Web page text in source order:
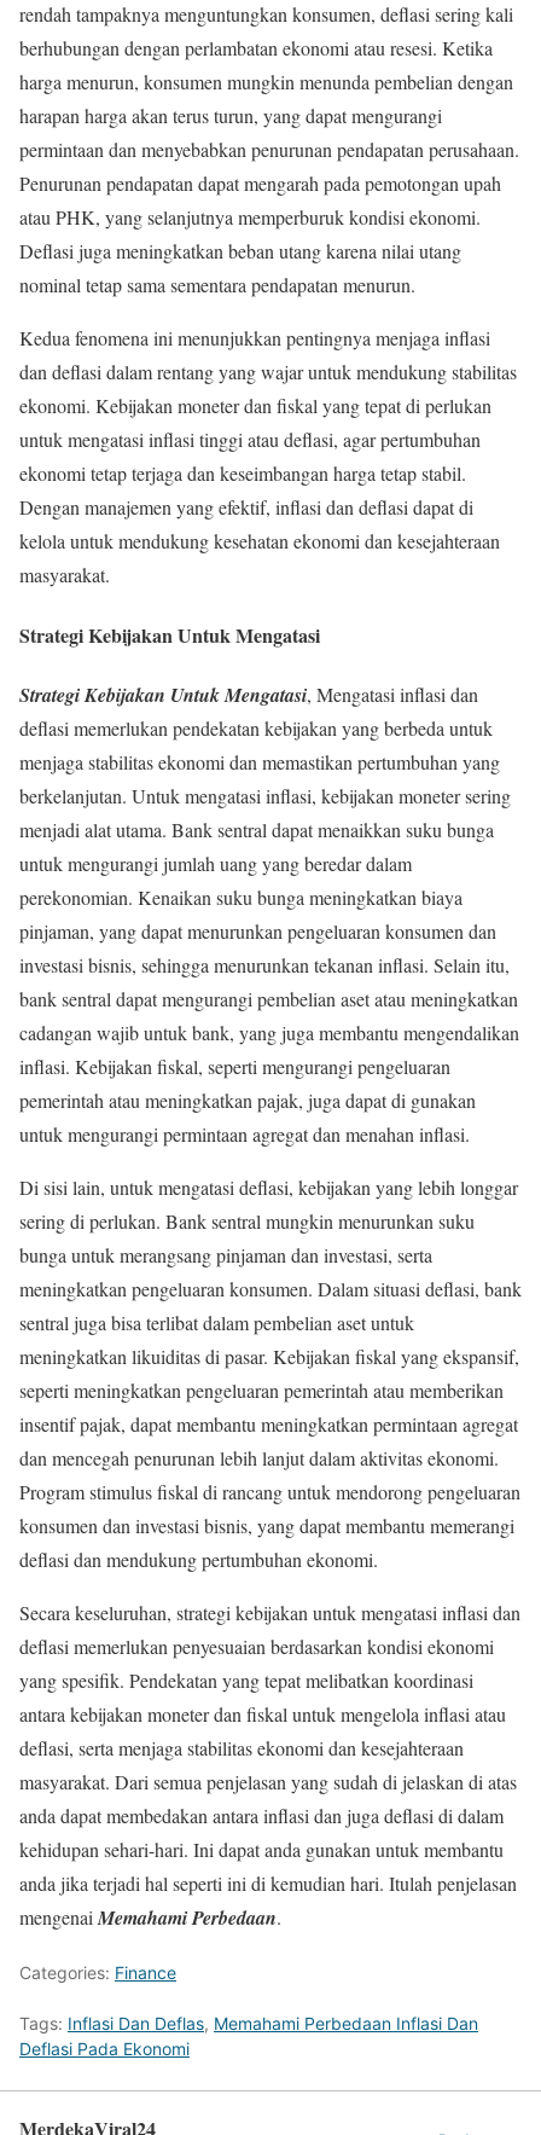
rendah tampaknya menguntungkan konsumen, deflasi sering kali
berhubungan dengan perlambatan ekonomi atau resesi. Ketika
harga menurun, konsumen mungkin menunda pembelian dengan
harapan harga akan terus turun, yang dapat mengurangi
permintaan dan menyebabkan penurunan pendapatan perusahaan.
Penurunan pendapatan dapat mengarah pada pemotongan upah
atau PHK, yang selanjutnya memperburuk kondisi ekonomi.
Deflasi juga meningkatkan beban utang karena nilai utang
nominal tetap sama sementara pendapatan menurun.
Kedua fenomena ini menunjukkan pentingnya menjaga inflasi
dan deflasi dalam rentang yang wajar untuk mendukung stabilitas
ekonomi. Kebijakan moneter dan fiskal yang tepat di perlukan
untuk mengatasi inflasi tinggi atau deflasi, agar pertumbuhan
ekonomi tetap terjaga dan keseimbangan harga tetap stabil.
Dengan manajemen yang efektif, inflasi dan deflasi dapat di
kelola untuk mendukung kesehatan ekonomi dan kesejahteraan
masyarakat.
Strategi Kebijakan Untuk Mengatasi
Strategi Kebijakan Untuk Mengatasi, Mengatasi inflasi dan
deflasi memerlukan pendekatan kebijakan yang berbeda untuk
menjaga stabilitas ekonomi dan memastikan pertumbuhan yang
berkelanjutan. Untuk mengatasi inflasi, kebijakan moneter sering
menjadi alat utama. Bank sentral dapat menaikkan suku bunga
untuk mengurangi jumlah uang yang beredar dalam
perekonomian. Kenaikan suku bunga meningkatkan biaya
pinjaman, yang dapat menurunkan pengeluaran konsumen dan
investasi bisnis, sehingga menurunkan tekanan inflasi. Selain itu,
bank sentral dapat mengurangi pembelian aset atau meningkatkan
cadangan wajib untuk bank, yang juga membantu mengendalikan
inflasi. Kebijakan fiskal, seperti mengurangi pengeluaran
pemerintah atau meningkatkan pajak, juga dapat di gunakan
untuk mengurangi permintaan agregat dan menahan inflasi.
Di sisi lain, untuk mengatasi deflasi, kebijakan yang lebih longgar
sering di perlukan. Bank sentral mungkin menurunkan suku
bunga untuk merangsang pinjaman dan investasi, serta
meningkatkan pengeluaran konsumen. Dalam situasi deflasi, bank
sentral juga bisa terlibat dalam pembelian aset untuk
meningkatkan likuiditas di pasar. Kebijakan fiskal yang ekspansif,
seperti meningkatkan pengeluaran pemerintah atau memberikan
insentif pajak, dapat membantu meningkatkan permintaan agregat
dan mencegah penurunan lebih lanjut dalam aktivitas ekonomi.
Program stimulus fiskal di rancang untuk mendorong pengeluaran
konsumen dan investasi bisnis, yang dapat membantu memerangi
deflasi dan mendukung pertumbuhan ekonomi.
Secara keseluruhan, strategi kebijakan untuk mengatasi inflasi dan
deflasi memerlukan penyesuaian berdasarkan kondisi ekonomi
yang spesifik. Pendekatan yang tepat melibatkan koordinasi
antara kebijakan moneter dan fiskal untuk mengelola inflasi atau
deflasi, serta menjaga stabilitas ekonomi dan kesejahteraan
masyarakat. Dari semua penjelasan yang sudah di jelaskan di atas
anda dapat membedakan antara inflasi dan juga deflasi di dalam
kehidupan sehari-hari. Ini dapat anda gunakan untuk membantu
anda jika terjadi hal seperti ini di kemudian hari. Itulah penjelasan
mengenai Memahami Perbedaan.
Categories: Finance
Tags: Inflasi Dan Deflas, Memahami Perbedaan Inflasi Dan
Deflasi Pada Ekonomi
MerdekaViral24